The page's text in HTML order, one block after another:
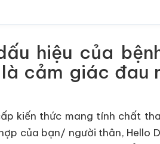
hiệu của
cảm giác đau
kiến thức mang tính chất
của bạn/ người thân,